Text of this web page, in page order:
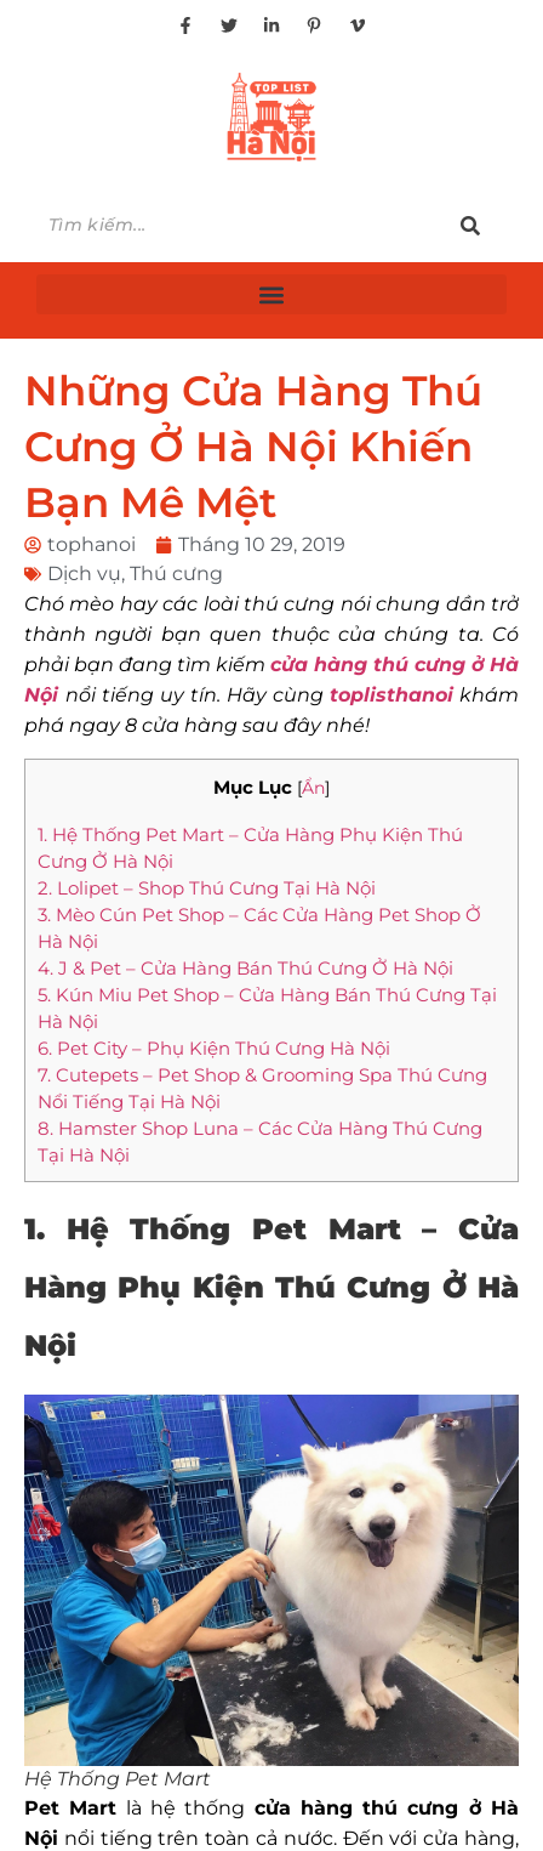
Những Cửa Hàng Thú
Cưng Ở Hà Nội Khiến
Bạn Mê Mệt
tophanoi
Tháng 10 29, 2019
Dịch vụ, Thú cưng
Chó mèo hay các loài thú cưng nói chung dần trở
thành người bạn quen thuộc của chúng ta. Có
phải bạn đang tìm kiếm cửa hàng thú cưng ở Hà
Nội nổi tiếng uy tín. Hãy cùng toplisthanoikhám
phá ngay 8 cửa hàng sau đây nhé!
Mục Lục [Ẩn]
1. Hệ Thống Pet Mart – Cửa Hàng Phụ Kiện Thú
Cưng Ở Hà Nội
2. Lolipet – Shop Thú Cưng Tại Hà Nội
3. Mèo Cún Pet Shop – Các Cửa Hàng Pet Shop Ở
Hà Nội
4. J & Pet – Cửa Hàng Bán Thú Cưng Ở Hà Nội
5. Kún Miu Pet Shop – Cửa Hàng Bán Thú Cưng Tại
Hà Nội
6. Pet City – Phụ Kiện Thú Cưng Hà Nội
7. Cutepets – Pet Shop & Grooming Spa Thú Cưng
Nổi Tiếng Tại Hà Nội
8. Hamster Shop Luna – Các Cửa Hàng Thú Cưng
Tại Hà Nội
1. Hệ Thống Pet Mart – Cửa
Hàng Phụ Kiện Thú Cưng Ở Hà
Nội
Hệ Thống Pet Mart
Pet Mart là hệ thống cửa hàng thú cưng ở Hà
Nội nổi tiếng trên toàn cả nước. Đến với cửa hàng,